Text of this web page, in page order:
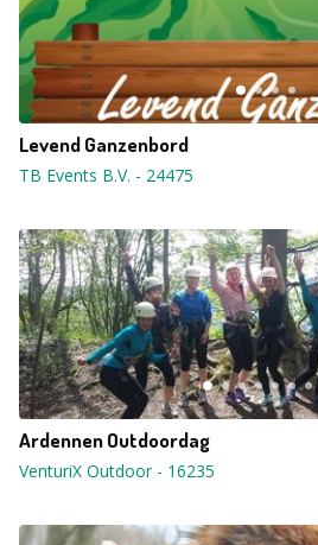
Levend Ganzenbord
TB Events B.V. - 24475
Ardennen Outdoordag
VenturiX Outdoor- 16235